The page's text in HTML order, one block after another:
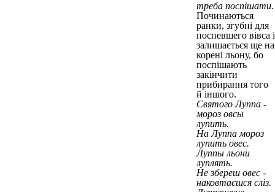
треба поспішати.
Починаються
ранки, згубні для
поспевшего вівса і
залишається ще на
корені льону, бо
поспішають
закінчити
прибирання того
й іншого.
Святого Луппа -
мороз овсы
лупить.
На Луппа мороз
лупить овес.
Луппы льони
луплять.
Не збереш овес -
наковтаєшся сліз.